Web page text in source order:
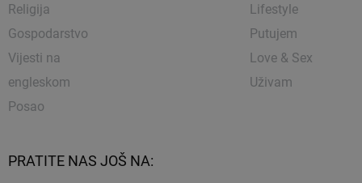
Religija
Gospodarstvo
Vijesti na
engleskom
Posao
Lifestyle
Putujem
Love & Sex
Uživam
PRATITE NAS JOŠ NA: